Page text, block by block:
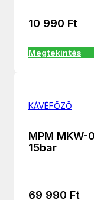
10 990 Ft
Megtekintés
KÁVÉFŐZŐ
MPM
15bar
69 990 Ft